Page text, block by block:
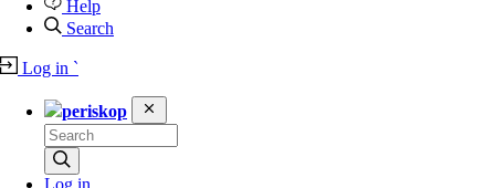
Help
Search
Log in `
periskop